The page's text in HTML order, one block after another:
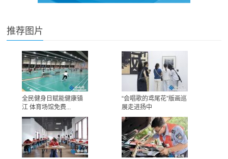
推荐图片
全民健身日赋能健康镇
江 体育场馆免费...
“会唱歌的鸢尾花”版画巡
展走进扬中